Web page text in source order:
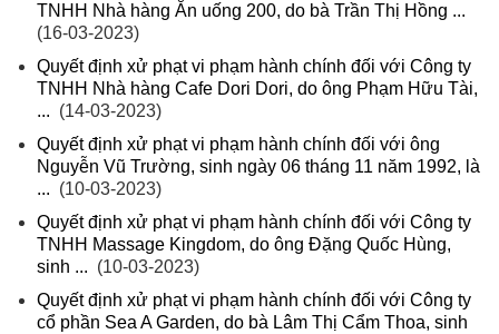
TNHH Nhà hàng Ăn uống 200, do bà Trần Thị Hồng ...
(16-03-2023)
Quyết định xử phạt vi phạm hành chính đối với Công ty
TNHH Nhà hàng Cafe Dori Dori, do ông Phạm Hữu Tài,
... (14-03-2023)
Quyết định xử phạt vi phạm hành chính đối với ông
Nguyễn Vũ Trường, sinh ngày 06 tháng 11 năm 1992, là
... (10-03-2023)
Quyết định xử phạt vi phạm hành chính đối với Công ty
TNHH Massage Kingdom, do ông Đặng Quốc Hùng,
sinh ... (10-03-2023)
Quyết định xử phạt vi phạm hành chính đối với Công ty
cổ phần Sea A Garden, do bà Lâm Thị Cẩm Thoa, sinh